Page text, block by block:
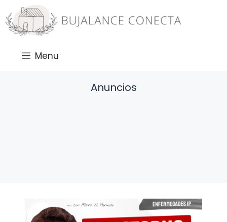
Saltar
al
contenido
Menu
Anuncios